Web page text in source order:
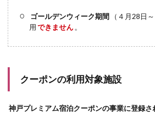
ゴールデンウィーク期間
（４月28日
用できません 。
クーポンの利用対象施設
神戸プレミアム宿泊クーポンの事業に登録さ